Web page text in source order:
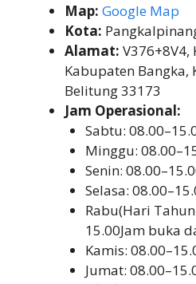
Map: Google Map
Kota:
Alamat: V376+8V4,
Kabupaten Bangka,
Belitung 33173
Jam Operasional:
Sabtu:
Minggu:
Senin:
Selasa:
Rabu(Hari
15.00Jam buka
Kamis:
Jumat: